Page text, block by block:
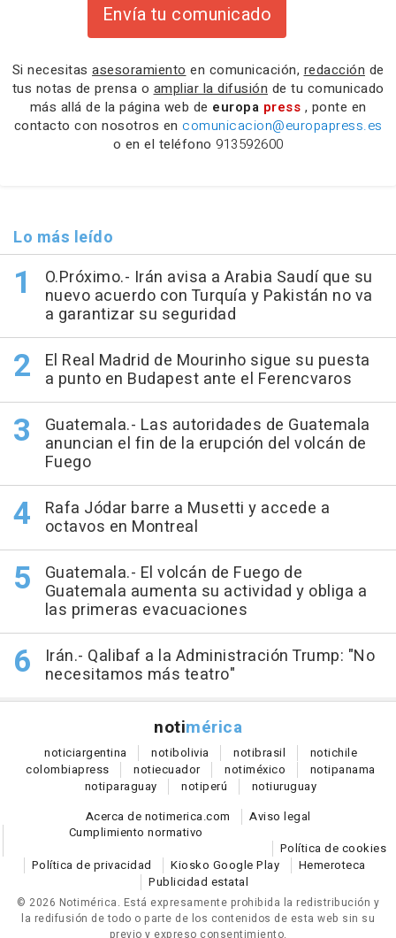
Envía tu comunicado
Si necesitas asesoramiento en comunicación, redacción de
tus notas de prensa o ampliar la difusión de tu comunicado
más allá de la página web de europa press , ponte en
contacto con nosotros en comunicacion@europapress.es
o en el teléfono 913592600
Lo más leído
O.Próximo.- Irán avisa a Arabia Saudí que su
nuevo acuerdo con Turquía y Pakistán no va
a garantizar su seguridad
El Real Madrid de Mourinho sigue su puesta
a punto en Budapest ante el Ferencvaros
Guatemala.- Las autoridades de Guatemala
anuncian el fin de la erupción del volcán de
Fuego
Rafa Jódar barre a Musetti y accede a
octavos en Montreal
Guatemala.- El volcán de Fuego de
Guatemala aumenta su actividad y obliga a
las primeras evacuaciones
Irán.- Qalibaf a la Administración Trump: "No
necesitamos más teatro"
notimérica
noticiargentina notibolivia notibrasil notichile
colombiapress notiecuador notiméxico notipanama
notiparaguay notiperú notiuruguay
Acerca de notimerica.com
Aviso legal
Cumplimiento normativo
Política de cookies
Política de privacidad
Kiosko Google Play
Hemeroteca
Publicidad estatal
© 2026 Notimérica. Está expresamente prohibida la redistribución y
la redifusión de todo o parte de los contenidos de esta web sin su
previo y expreso consentimiento.